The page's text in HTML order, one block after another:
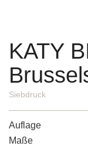
KATY
Siebdruck
Auflage
Maße